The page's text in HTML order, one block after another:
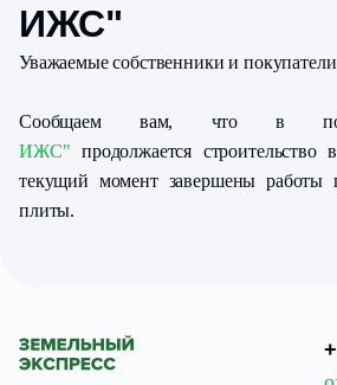
ИЖС"
Уважаемые собственники и
Сообщаем вам, что в
ИЖС" продолжается
текущий момент завершены работы
плиты.